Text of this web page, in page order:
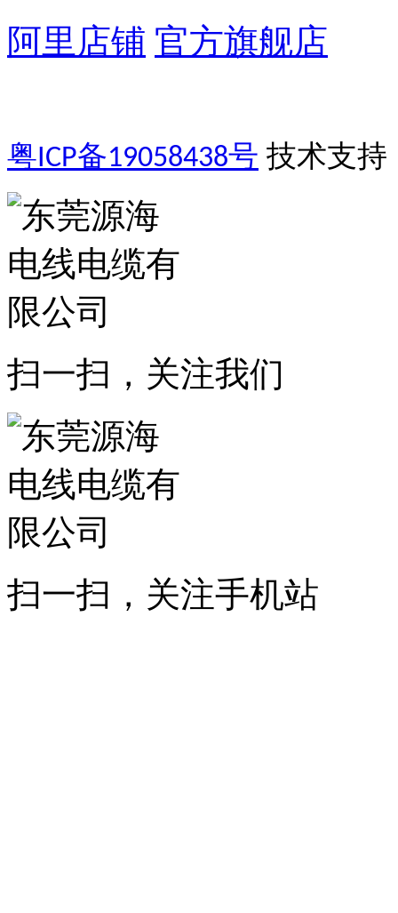
阿里店铺 官方旗舰店
粤ICP备19058438号 技术支持
扫一扫，关注我们
扫一扫，关注手机站